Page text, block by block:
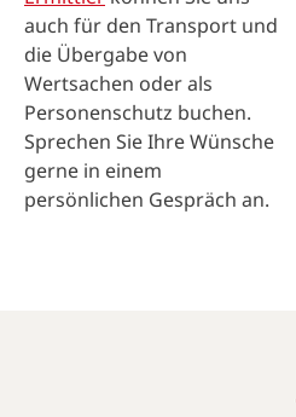
auch für den Transport und
die Übergabe von
Wertsachen oder als
Personenschutz buchen.
Sprechen Sie Ihre Wünsche
gerne in einem
persönlichen Gespräch an.